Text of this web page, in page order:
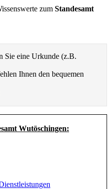
zum Standesamt
Sie eine Urkunde (z.B.
Ihnen den bequemen
Wutöschingen: